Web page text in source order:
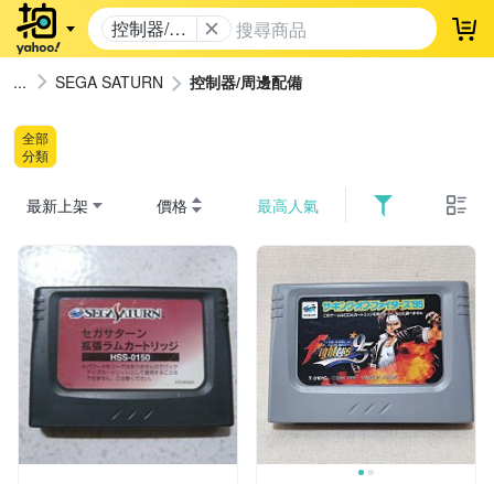
控制器/周
邊配備
登
SEGA SATURN 控制器/周邊配備
全部
分類
最新上架 價格 最高人氣